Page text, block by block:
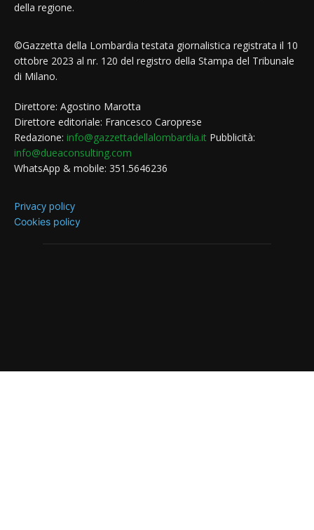
della regione.
©Gazzetta della Lombardia testata giornalistica registrata il 10
ottobre 2023 al nr. 120 del registro della Stampa del Tribunale
di Milano.
Direttore: Agostino Marotta
Direttore editoriale: Francesco Caroprese
Redazione: info@gazzettadellalombardia.it Pubblicità:
info@dueaconsulting.com
WhatsApp & mobile: 351.5646236
Privacy policy
Cookies policy